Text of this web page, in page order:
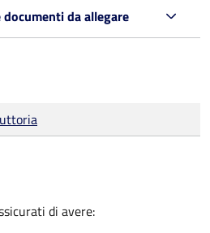
da allegare
di avere: